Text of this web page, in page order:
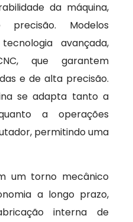
da máquina,
Modelos
avançada,
que garantem
e de alta precisão.
se adapta tanto a
a operações
permitindo uma
um torno mecânico
a longo prazo,
interna de